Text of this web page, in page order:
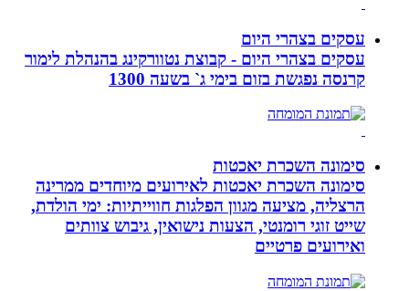
עסקים בצהרי היום
עסקים בצהרי היום - קבוצת נטוורקינג בהנהלת לימור
קרנסה נפגשת בזום בימי ג` בשעה 1300
סימונה השכרת יאכטות
סימונה השכרת יאכטות לאירועים מיוחדים ממרינה
הרצליה, מציעה מגוון הפלגות חווייתיות: ימי הולדת,
שייט זוגי רומנטי, הצעות נישואין, גיבוש צוותים
ואירועים פרטיים